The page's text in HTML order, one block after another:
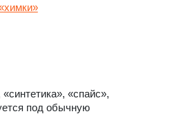
«спайс»,
под обычную